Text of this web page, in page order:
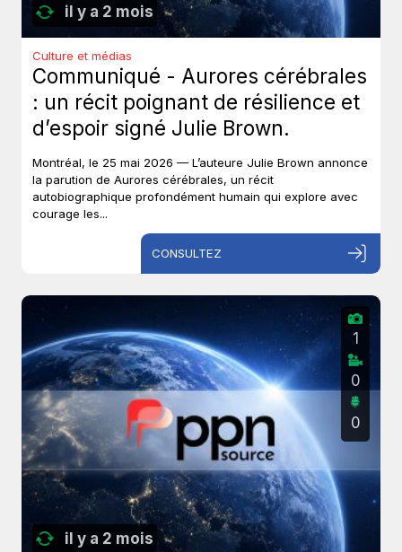
il y a 2 mois
Culture et médias
Communiqué - Aurores cérébrales
: un récit poignant de résilience et
d’espoir signé Julie Brown.
Montréal, le 25 mai 2026 — L’auteure Julie Brown annonce
la parution de Aurores cérébrales, un récit
autobiographique profondément humain qui explore avec
courage les...
CONSULTEZ
il y a 2 mois
1
0
0